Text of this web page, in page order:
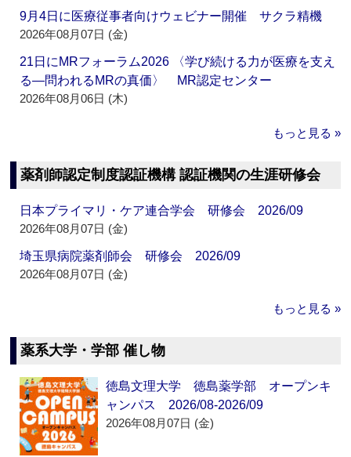
9月4日に医療従事者向けウェビナー開催 サクラ精機
2026年08月07日 (金)
21日にMRフォーラム2026 〈学び続ける力が医療を支え
る―問われるMRの真価〉 MR認定センター
2026年08月06日 (木)
もっと見る »
薬剤師認定制度認証機構 認証機関の生涯研修会
日本プライマリ・ケア連合学会 研修会 2026/09
2026年08月07日 (金)
埼玉県病院薬剤師会 研修会 2026/09
2026年08月07日 (金)
もっと見る »
薬系大学・学部 催し物
徳島文理大学 徳島薬学部 オープンキ
ャンパス 2026/08-2026/09
2026年08月07日 (金)